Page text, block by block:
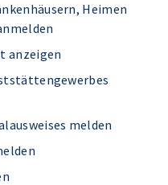
Heimen
anzeigen
melden